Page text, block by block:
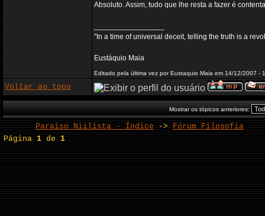
Absoluto. Assim, tudo que lhe resta a fazer é
"In a time of universal deceit, telling the truth is a
Eustáquio Maia
Editado pela última vez por Eustaquio Maia em 14/12/2007 -
Voltar ao topo
Mostrar os tópicos anteriores:
Paraíso Niilista - Índice -> Fórum Filosofia
Página1 de1